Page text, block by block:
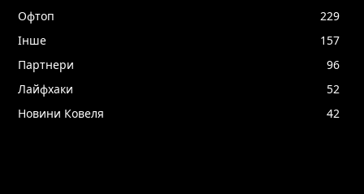
Офтоп
229
Інше
157
Партнери
96
Лайфхаки
52
Новини Ковеля
42